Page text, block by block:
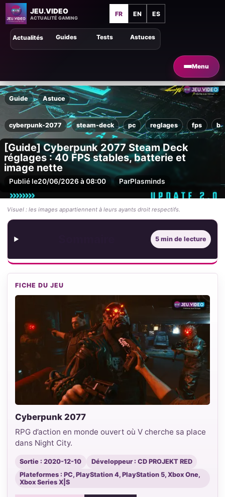
JEU.VIDEO
ACTUALITÉ GAMING
FR EN ES
Menu
Astuces
Guides Tests
Actualités
Guide Astuce
cyberpunk-2077 steam-deck pc reglages fps
[Guide] Cyberpunk 2077 Steam Deck
réglages : 40 FPS stables, batterie et
image nette
Publié le20/06/2026 à 08:00 ParPlasminds
Visuel : les images appartiennent à leurs ayants droit respectifs.
5 min de lecture
FICHE DU JEU
Cyberpunk 2077
RPG d’action en monde ouvert où V cherche sa place
dans Night City.
Sortie : 2020-12-10
Développeur : CD PROJEKT RED
Plateformes : PC, PlayStation 4, PlayStation 5, Xbox One,
Xbox Series X|S